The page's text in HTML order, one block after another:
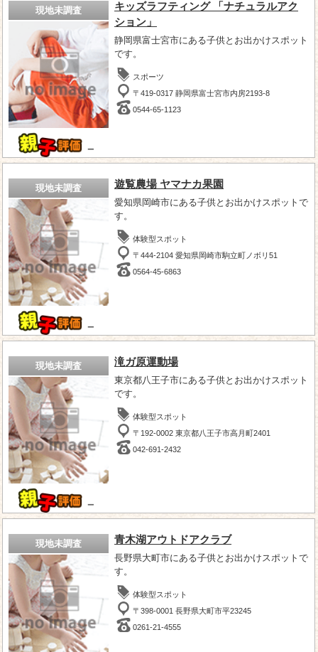
現地未調査
－
キッズラフティング 「ナチュラルアク
ション」
静岡県富士宮市にある子供とお出かけスポット
です。
スポーツ
〒419-0317 静岡県富士宮市内房2193-8
0544-65-1123
現地未調査
－
遊覧農場 ヤマナカ果園
愛知県岡崎市にある子供とお出かけスポットで
す。
体験型スポット
〒444-2104 愛知県岡崎市駒立町ノボリ51
0564-45-6863
現地未調査
－
滝ガ原運動場
東京都八王子市にある子供とお出かけスポット
です。
体験型スポット
〒192-0002 東京都八王子市高月町2401
042-691-2432
現地未調査 青木湖アウトドアクラブ
長野県大町市にある子供とお出かけスポットで
す。
体験型スポット
〒398-0001 長野県大町市平23245
0261-21-4555